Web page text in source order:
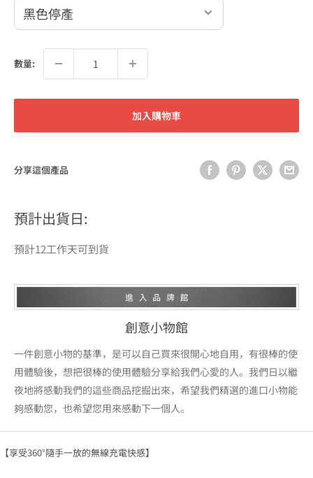
數量:
加入購物車
分享這個產品
預計出貨日:
預計12工作天可到貨
創意小物館
一件創意小物的基準，是可以自己買來很開心地自用，有很棒的使
用體驗後，想把很棒的使用體驗分享給我們心愛的人。我們日以繼
夜地將感動我們的這些商品挖掘出來，希望我們精選的進口小物能
夠感動您，也希望您用來感動下一個人。
【享受360°隨手一放的無線充電快感】